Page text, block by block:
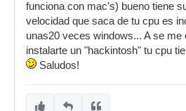
funciona con mac's) bueno tiene
velocidad que saca de tu cpu es
unas20 veces windows... A se me
instalarte un "hackintosh" tu cpu
Saludos!